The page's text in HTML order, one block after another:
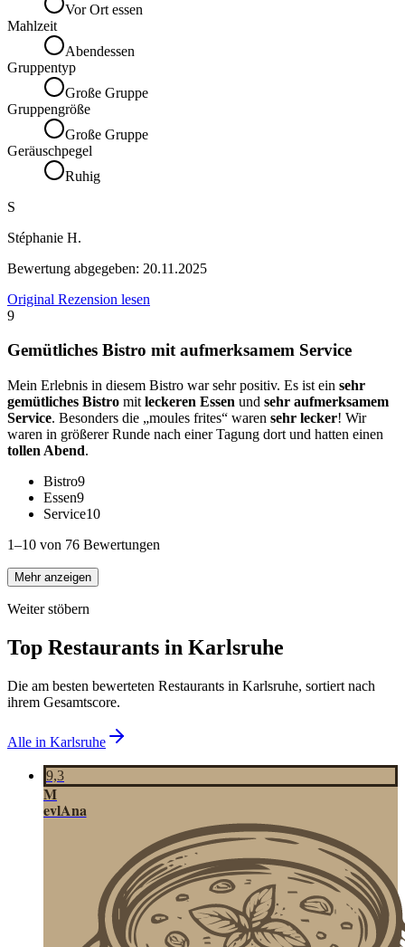
Vor Ort essen
Mahlzeit
Abendessen
Gruppentyp
Große Gruppe
Gruppengröße
Große Gruppe
Geräuschpegel
Ruhig
S
Stéphanie H.
Bewertung abgegeben: 20.11.2025
Original Rezension lesen
9
Gemütliches Bistro mit aufmerksamem Service
Mein Erlebnis in diesem Bistro war sehr positiv. Es ist ein sehr
gemütliches Bistro mit leckeren Essen und sehr aufmerksamem
Service. Besonders die „moules frites“ waren sehr lecker! Wir
waren in größerer Runde nach einer Tagung dort und hatten einen
tollen Abend.
Bistro9
Essen9
Service10
1–10 von 76 Bewertungen
Mehr anzeigen
Weiter stöbern
Top Restaurants in Karlsruhe
Die am besten bewerteten Restaurants in Karlsruhe, sortiert nach
ihrem Gesamtscore.
Alle in Karlsruhe
9,3
M
evlAna